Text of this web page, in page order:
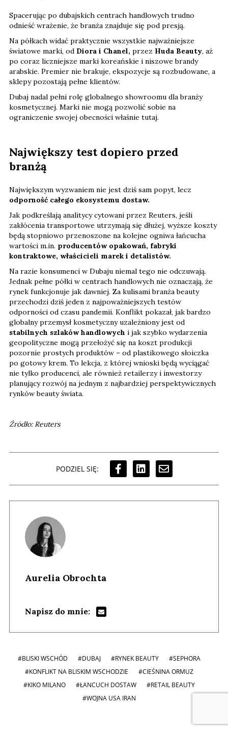
Spacerując po dubajskich centrach handlowych trudno
odnieść wrażenie, że branża znajduje się pod presją.
Na półkach widać praktycznie wszystkie najważniejsze
światowe marki, od Diora i Chanel, przez Huda Beauty, aż
po coraz liczniejsze marki koreańskie i niszowe brandy
arabskie. Premier nie brakuje, ekspozycje są rozbudowane, a
sklepy pozostają pełne klientów.
Dubaj nadal pełni rolę globalnego showroomu dla branży
kosmetycznej. Marki nie mogą pozwolić sobie na
ograniczenie swojej obecności właśnie tutaj.
Największy test dopiero przed
branżą
Największym wyzwaniem nie jest dziś sam popyt, lecz
odporność całego ekosystemu dostaw.
Jak podkreślają analitycy cytowani przez Reuters, jeśli
zakłócenia transportowe utrzymają się dłużej, wyższe koszty
będą stopniowo przenoszone na kolejne ogniwa łańcucha
wartości m.in. producentów opakowań, fabryki
kontraktowe, właścicieli marek i detalistów.
Na razie konsumenci w Dubaju niemal tego nie odczuwają.
Jednak pełne półki w centrach handlowych nie oznaczają, że
rynek funkcjonuje jak dawniej. Za kulisami branża beauty
przechodzi dziś jeden z najpoważniejszych testów
odporności od czasu pandemii. Konflikt pokazał, jak bardzo
globalny przemysł kosmetyczny uzależniony jest od
stabilnych szlaków handlowych i jak szybko wydarzenia
geopolityczne mogą przełożyć się na koszt produkcji
pozornie prostych produktów – od plastikowego słoiczka
po gotowy krem. To lekcja, z której wnioski będą wyciągać
nie tylko producenci, ale również retailerzy i inwestorzy
planujący rozwój na jednym z najbardziej perspektywicznych
rynków beauty świata.
Źródło: Reuters
PODZIEL SIĘ:
Aurelia Obrochta
Napisz do mnie:
#BLISKI WSCHÓD #DUBAJ #RYNEK BEAUTY
#SEPHORA
#KONFLIKT NA BLISKIM WSCHODZIE
#CIEŚNINA ORMUZ
#KIKO MILANO
#ŁANCUCH DOSTAW
#RETAIL BEAUTY
#WOJNA USA IRAN